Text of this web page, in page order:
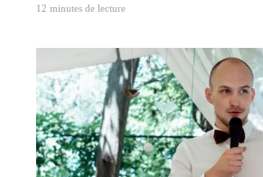
12 minutes de lecture